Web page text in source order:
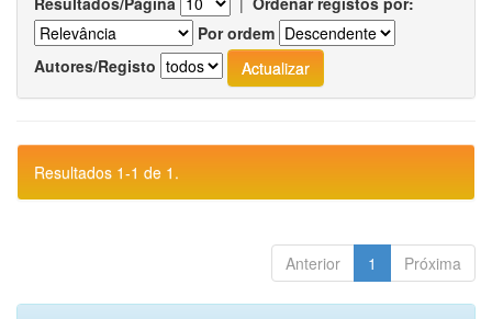
Por ordem
Autores/Registo
Resultados 1-1 de 1.
Anterior 1 Próxima